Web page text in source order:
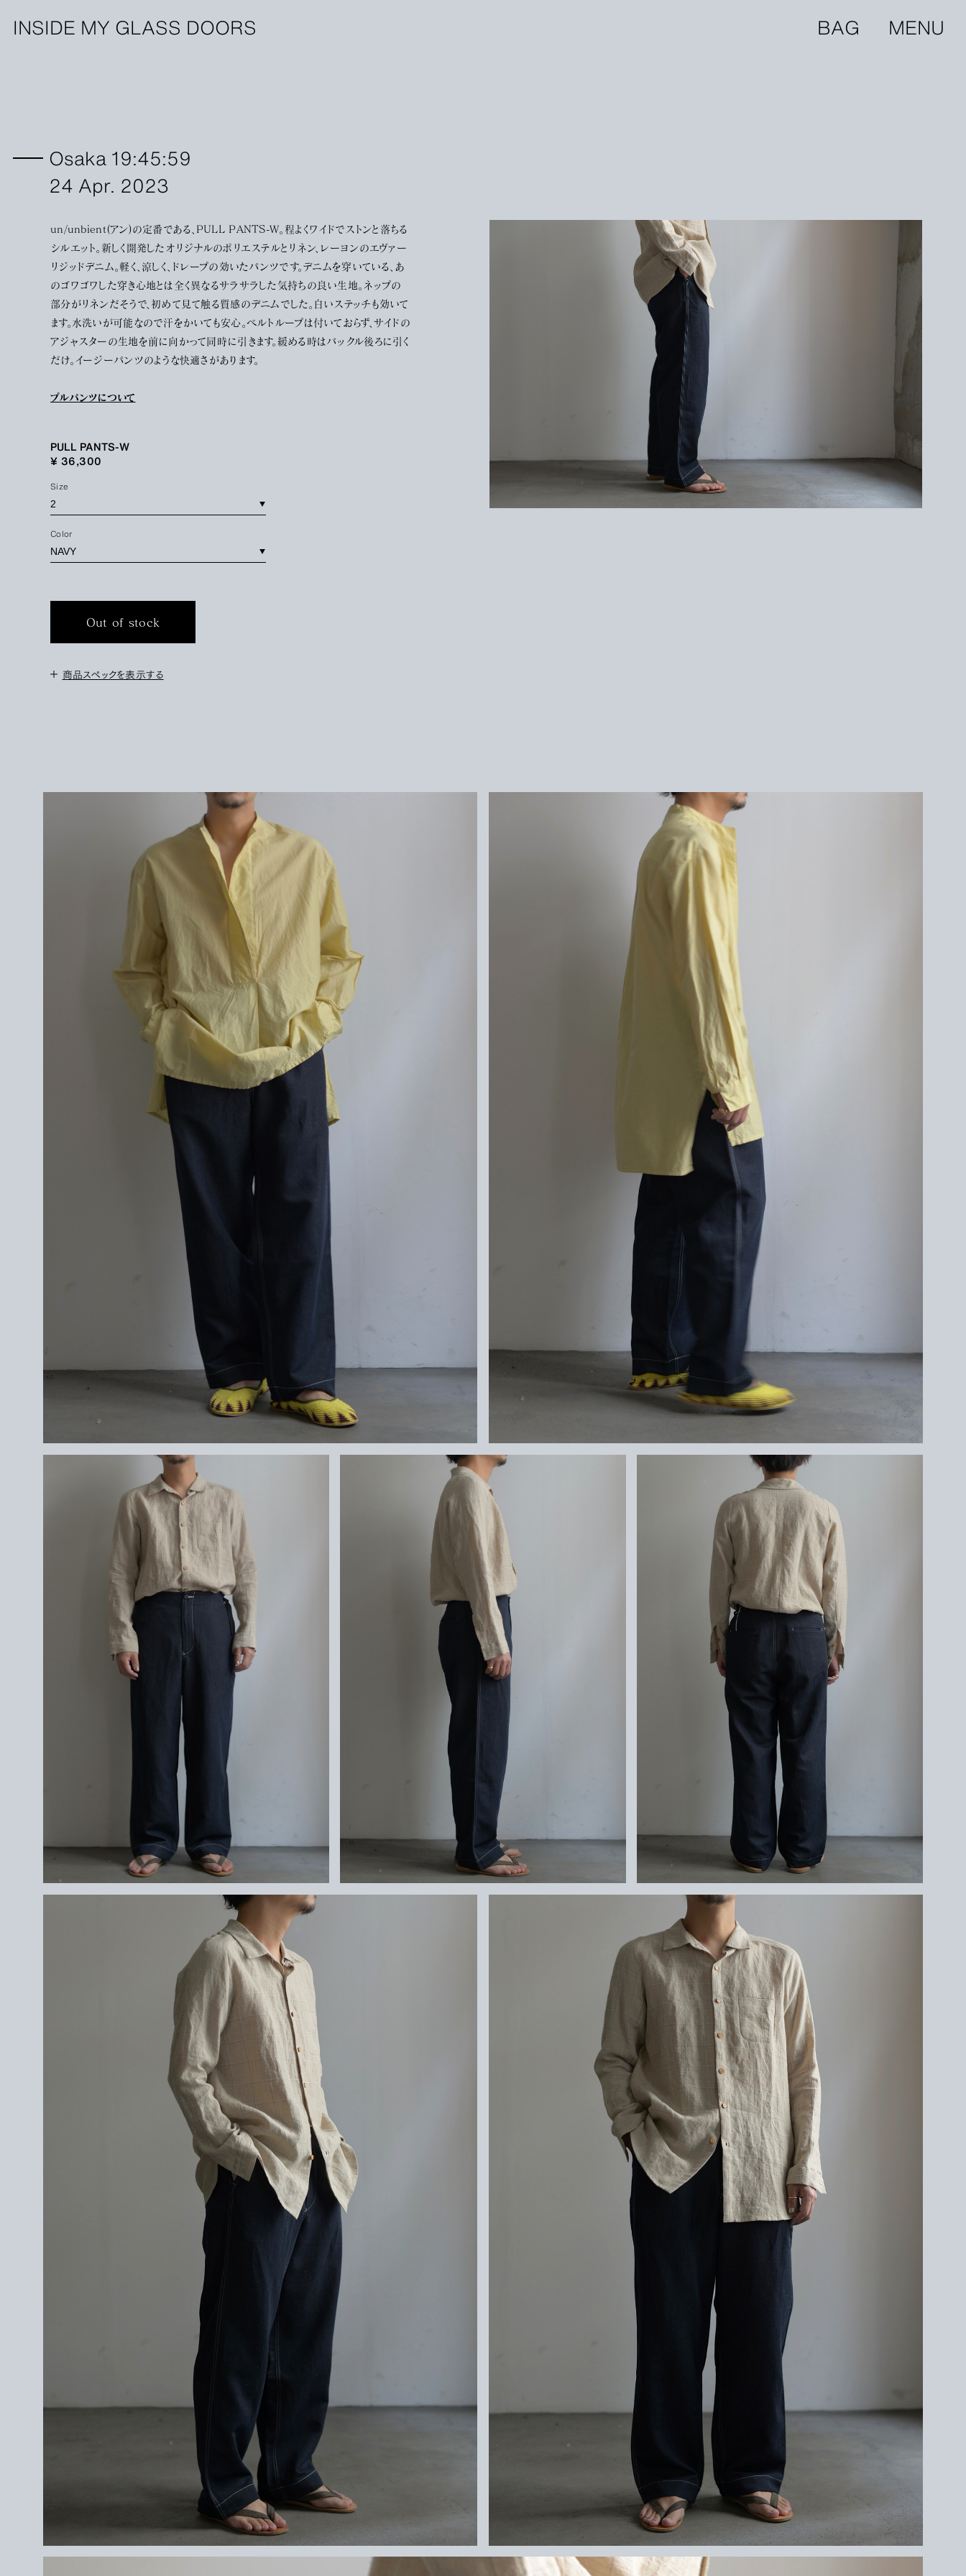
INSIDE MY GLASS DOORS BAG MENU
Osaka 19:45:59
24 Apr. 2023
un/unbient(アン)の定番である、PULL PANTS-W。程よくワイドでストンと落ちる
シルエット。新しく開発したオリジナルのポリエステルとリネン、レーヨンのエヴァー
リジッドデニム。軽く、涼しく、ドレープの効いたパンツです。デニムを穿いている、あ
のゴワゴワした穿き心地とは全く異なるサラサラした気持ちの良い生地。ネップの
部分がリネンだそうで、初めて見て触る質感のデニムでした。白いステッチも効いて
ます。水洗いが可能なので汗をかいても安心。ベルトループは付いておらず、サイドの
アジャスターの生地を前に向かって同時に引きます。緩める時はバックル後ろに引く
だけ。イージーパンツのような快適さがあります。
プルパンツについて
PULL PANTS-W
¥ 36,300
Size
Color
Out of stock
商品スペックを表示する
＜素材＞